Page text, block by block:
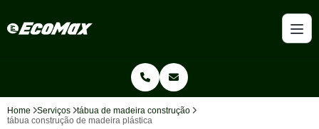
Home Serviços
tábua de madeira construção
tábua construção de madeira plástica